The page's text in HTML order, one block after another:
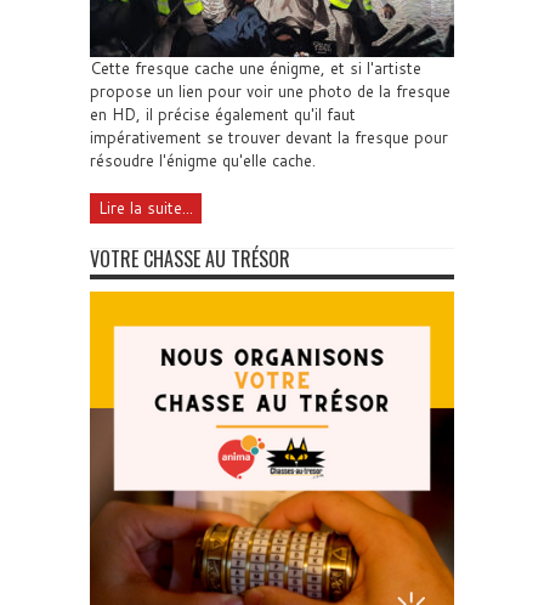
Cette fresque cache une énigme, et si l'artiste
propose un lien pour voir une photo de la fresque
en HD, il précise également qu'il faut
impérativement se trouver devant la fresque pour
résoudre l'énigme qu'elle cache.
Lire la suite...
VOTRE CHASSE AU TRÉSOR